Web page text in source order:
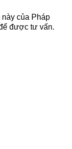
của Pháp
được tư vấn.